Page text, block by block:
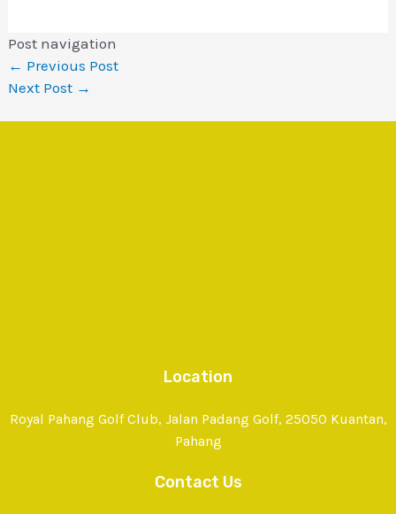
Post navigation
← Previous Post
Next Post →
Location
Royal Pahang Golf Club, Jalan Padang Golf, 25050 Kuantan,
Pahang
Contact Us